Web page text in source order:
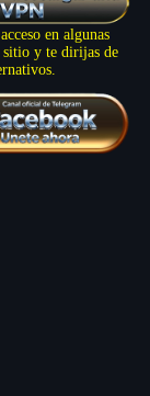
en algunas
sitio y te dirijas de